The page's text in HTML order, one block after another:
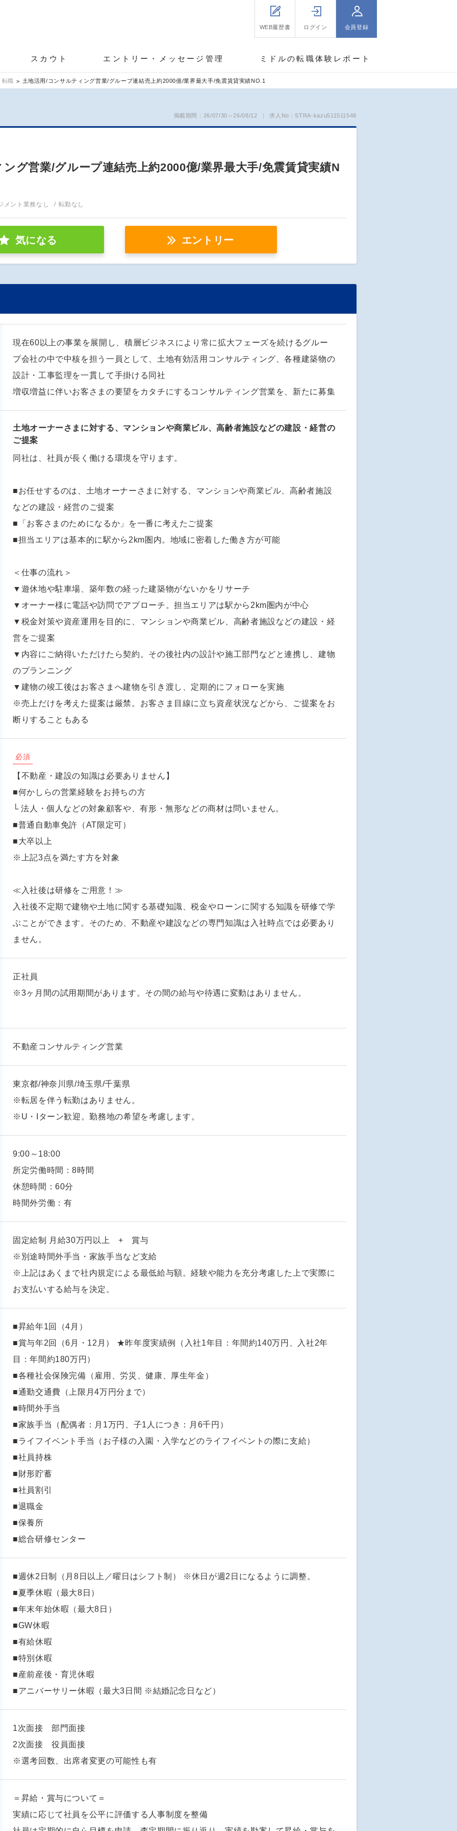
WEB履歴書 ログイン 会員登録
スカウト エントリー・メッセージ管理 ミドルの転職体験レポート
転職 土地活用/コンサルティング営業/グループ連結売上約2000億/業界最大手/免震賃貸実績NO.1
掲載期間：26/07/30～26/08/12 求人No：STRA-kazu511511548
グ営業/グループ連結売上約2000億/業界最大手/免震賃貸実績N
メント業務なし 転勤なし
気になる エントリー
現在60以上の事業を展開し、積層ビジネスにより常に拡大フェーズを続けるグルー
プ会社の中で中核を担う一員として、土地有効活用コンサルティング、各種建築物の
設計・工事監理を一貫して手掛ける同社
増収増益に伴いお客さまの要望をカタチにするコンサルティング営業を、新たに募集
土地オーナーさまに対する、マンションや商業ビル、高齢者施設などの建設・経営の
ご提案
同社は、社員が長く働ける環境を守ります。
■お任せするのは、土地オーナーさまに対する、マンションや商業ビル、高齢者施設
などの建設・経営のご提案
■「お客さまのためになるか」を一番に考えたご提案
■担当エリアは基本的に駅から2km圏内。地域に密着した働き方が可能
＜仕事の流れ＞
▼遊休地や駐車場、築年数の経った建築物がないかをリサーチ
▼オーナー様に電話や訪問でアプローチ。担当エリアは駅から2km圏内が中心
▼税金対策や資産運用を目的に、マンションや商業ビル、高齢者施設などの建設・経
営をご提案
▼内容にご納得いただけたら契約。その後社内の設計や施工部門などと連携し、建物
のプランニング
▼建物の竣工後はお客さまへ建物を引き渡し、定期的にフォローを実施
※売上だけを考えた提案は厳禁。お客さま目線に立ち資産状況などから、ご提案をお
断りすることもある
必須
【不動産・建設の知識は必要ありません】
■何かしらの営業経験をお持ちの方
└ 法人・個人などの対象顧客や、有形・無形などの商材は問いません。
■普通自動車免許（AT限定可）
■大卒以上
※上記3点を満たす方を対象
≪入社後は研修をご用意！≫
入社後不定期で建物や土地に関する基礎知識、税金やローンに関する知識を研修で学
ぶことができます。そのため、不動産や建設などの専門知識は入社時点では必要あり
ません。
正社員
※3ヶ月間の試用期間があります。その間の給与や待遇に変動はありません。
不動産コンサルティング営業
東京都/神奈川県/埼玉県/千葉県
※転居を伴う転勤はありません。
※U・Iターン歓迎。勤務地の希望を考慮します。
9:00～18:00
所定労働時間：8時間
休憩時間：60分
時間外労働：有
固定給制 月給30万円以上 + 賞与
※別途時間外手当・家族手当など支給
※上記はあくまで社内規定による最低給与額。経験や能力を充分考慮した上で実際に
お支払いする給与を決定。
■昇給年1回（4月）
■賞与年2回（6月・12月） ★昨年度実績例（入社1年目：年間約140万円、入社2年
目：年間約180万円）
■各種社会保険完備（雇用、労災、健康、厚生年金）
■通勤交通費（上限月4万円分まで）
■時間外手当
■家族手当（配偶者：月1万円、子1人につき：月6千円）
■ライフイベント手当（お子様の入園・入学などのライフイベントの際に支給）
■社員持株
■財形貯蓄
■社員割引
■退職金
■保養所
■総合研修センター
■週休2日制（月8日以上／曜日はシフト制） ※休日が週2日になるように調整。
■夏季休暇（最大8日）
■年末年始休暇（最大8日）
■GW休暇
■有給休暇
■特別休暇
■産前産後・育児休暇
■アニバーサリー休暇（最大3日間 ※結婚記念日など）
1次面接 部門面接
2次面接 役員面接
※選考回数、出席者変更の可能性も有
＝昇給・賞与について＝
実績に応じて社員を公平に評価する人事制度を整備